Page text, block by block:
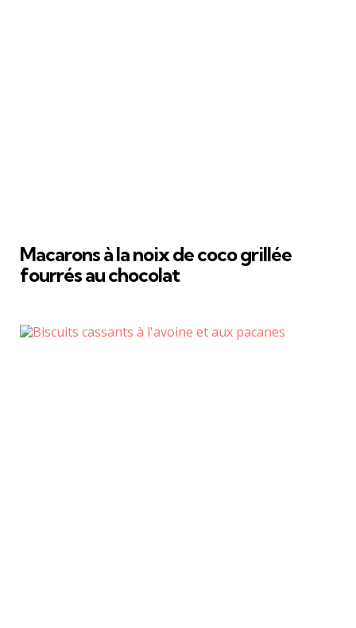
Macarons à la noix de coco grillée
fourrés au chocolat